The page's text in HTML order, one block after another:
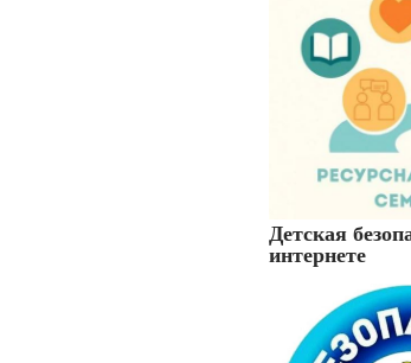
Детская
интернете